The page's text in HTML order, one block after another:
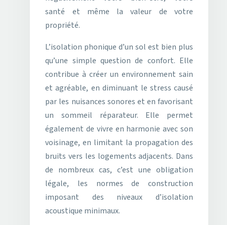
santé et même la valeur de votre
propriété.
L’isolation phonique d’un sol est bien plus
qu’une simple question de confort. Elle
contribue à créer un environnement sain
et agréable, en diminuant le stress causé
par les nuisances sonores et en favorisant
un sommeil réparateur. Elle permet
également de vivre en harmonie avec son
voisinage, en limitant la propagation des
bruits vers les logements adjacents. Dans
de nombreux cas, c’est une obligation
légale, les normes de construction
imposant des niveaux d’isolation
acoustique minimaux.